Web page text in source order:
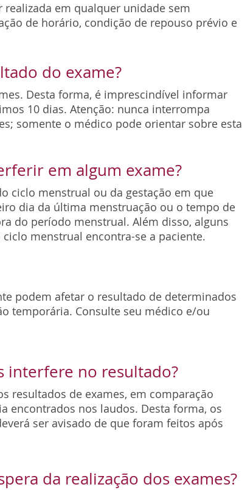
realizada em qualquer unidade sem
de horário, condição de repouso prévio e
do exame?
Desta forma, é imprescindível informar
10 dias. Atenção: nunca interrompa
somente o médico pode orientar sobre esta
em algum exame?
ciclo menstrual ou da gestação em que
dia da última menstruação ou o tempo de
do período menstrual. Além disso, alguns
menstrual encontra-se a paciente.
podem afetar o resultado de determinados
temporária. Consulte seu médico e/ou
interfere no resultado?
resultados de exames, em comparação
encontrados nos laudos. Desta forma, os
ser avisado de que foram feitos após
da realização dos exames?